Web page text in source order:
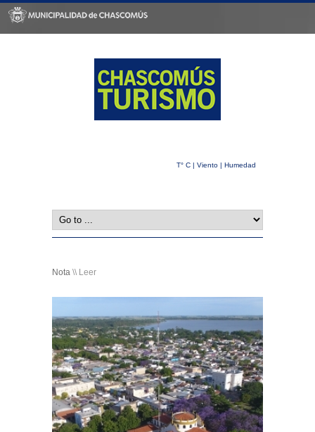
T° C | Viento | Humedad
Nota \\ Leer